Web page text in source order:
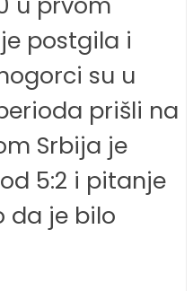
postgila i
su u
prišli na
Srbija je
5:2 i pitanje
da je bilo